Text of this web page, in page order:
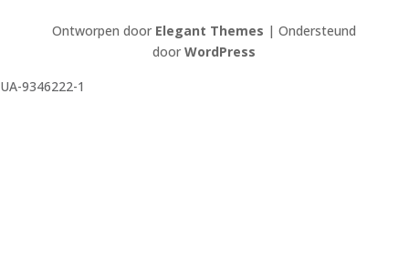
Ontworpen door Elegant Themes | Ondersteund
doorWordPress
UA-9346222-1